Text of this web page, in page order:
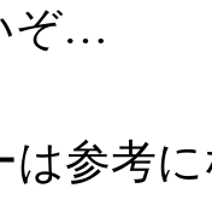
ぞ…
は参考